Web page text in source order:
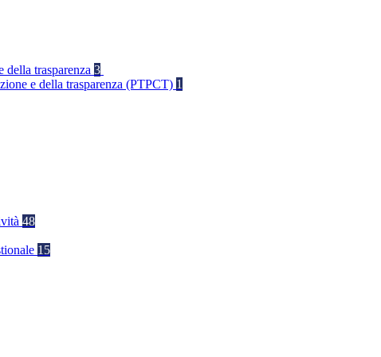
della trasparenza 3
e della trasparenza (PTPCT) 1
48
15